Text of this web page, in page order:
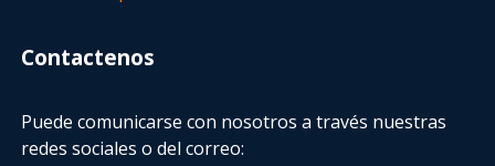
Contactenos
Puede comunicarse con nosotros a través nuestras
redes sociales o del correo: